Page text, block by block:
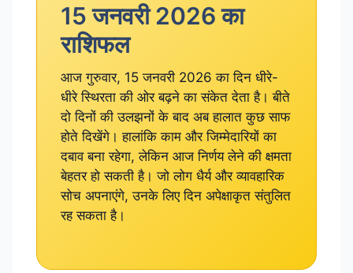
15 जनवरी 2026 का
राशिफल
आज गुरुवार, 15 जनवरी 2026 का दिन धीरे-
धीरे स्थिरता की ओर बढ़ने का संकेत देता है। बीते
दो दिनों की उलझनों के बाद अब हालात कुछ साफ
होते दिखेंगे। हालांकि काम और जिम्मेदारियों का
दबाव बना रहेगा, लेकिन आज निर्णय लेने की क्षमता
बेहतर हो सकती है। जो लोग धैर्य और व्यावहारिक
सोच अपनाएंगे, उनके लिए दिन अपेक्षाकृत संतुलित
रह सकता है।